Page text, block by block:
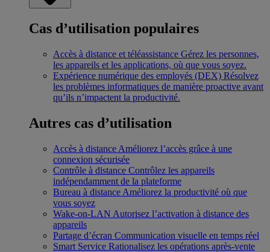
Cas d’utilisation populaires
Accès à distance et téléassistance Gérez les personnes,
les appareils et les applications, où que vous soyez.
Expérience numérique des employés (DEX) Résolvez
les problèmes informatiques de manière proactive avant
qu’ils n’impactent la productivité.
Autres cas d’utilisation
Accès à distance Améliorez l’accès grâce à une
connexion sécurisée
Contrôle à distance Contrôlez les appareils
indépendamment de la plateforme
Bureau à distance Améliorez la productivité où que
vous soyez
Wake-on-LAN Autorisez l’activation à distance des
appareils
Partage d’écran Communication visuelle en temps réel
Smart Service Rationalisez les opérations après-vente